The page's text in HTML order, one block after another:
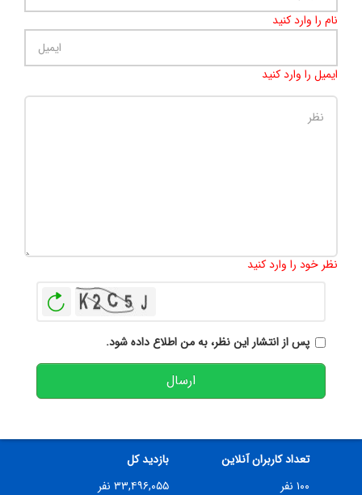
نام را وارد کنید
ایمیل را وارد کنید
نظر خود را وارد کنید
پس از انتشار این نظر، به من اطلاع داده شود.
ارسال
تعداد کاربران آنلاین
۱۰۰ نفر
بازدید کل
۳۳,۴۹۶,۰۵۵ نفر